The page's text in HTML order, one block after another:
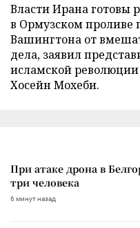
Власти Ирана готовы
в Ормузском проливе
Вашингтона от
дела, заявил
исламской
Хосейн Мохеби.
При атаке дрона в
три человека
6 минут назад